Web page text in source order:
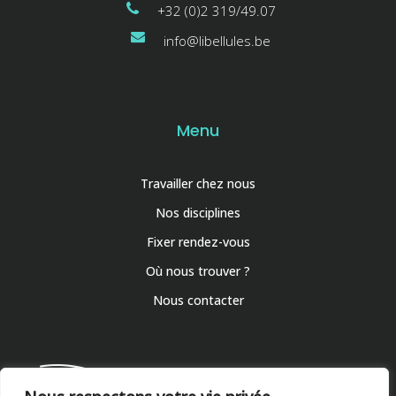
+32 (0)2 319/49.07
info@libellules.be
Menu
Travailler chez nous
Nos disciplines
Fixer rendez-vous
Où nous trouver ?
Nous contacter